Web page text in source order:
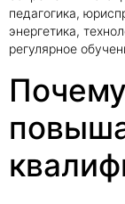
педагогика,
энергетика,
регулярное